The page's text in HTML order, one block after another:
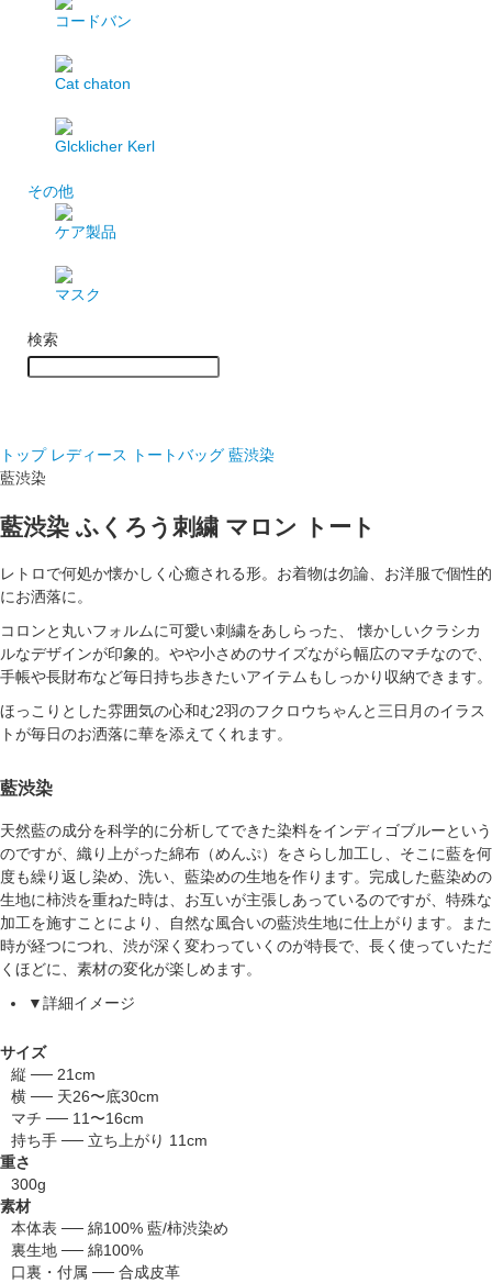
コードバン
Cat chaton
Glcklicher Kerl
その他
ケア製品
マスク
検索
トップ レディース トートバッグ 藍渋染
藍渋染
藍渋染 ふくろう刺繍 マロン トート
レトロで何処か懐かしく心癒される形。お着物は勿論、お洋服で個性的
にお洒落に。
コロンと丸いフォルムに可愛い刺繍をあしらった、 懐かしいクラシカ
ルなデザインが印象的。やや小さめのサイズながら幅広のマチなので、
手帳や長財布など毎日持ち歩きたいアイテムもしっかり収納できます。
ほっこりとした雰囲気の心和む2羽のフクロウちゃんと三日月のイラス
トが毎日のお洒落に華を添えてくれます。
藍渋染
天然藍の成分を科学的に分析してできた染料をインディゴブルーという
のですが、織り上がった綿布（めんぷ）をさらし加工し、そこに藍を何
度も繰り返し染め、洗い、藍染めの生地を作ります。完成した藍染めの
生地に柿渋を重ねた時は、お互いが主張しあっているのですが、特殊な
加工を施すことにより、自然な風合いの藍渋生地に仕上がります。また
時が経つにつれ、渋が深く変わっていくのが特長で、長く使っていただ
くほどに、素材の変化が楽しめます。
▼詳細イメージ
サイズ
縦 ── 21cm
横 ── 天26〜底30cm
マチ ── 11〜16cm
持ち手 ── 立ち上がり 11cm
重さ
300g
素材
本体表 ── 綿100% 藍/柿渋染め
裏生地 ── 綿100%
口裏・付属 ── 合成皮革